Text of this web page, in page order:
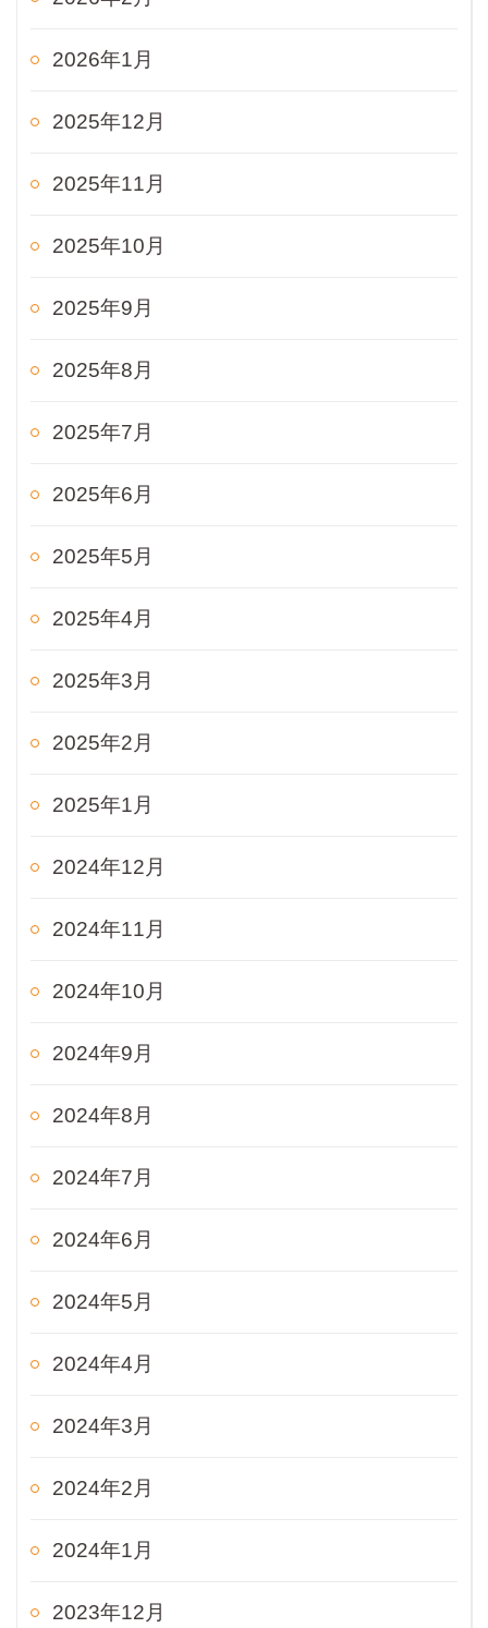
2026年1月
2025年12月
2025年11月
2025年10月
2025年9月
2025年8月
2025年7月
2025年6月
2025年5月
2025年4月
2025年3月
2025年2月
2025年1月
2024年12月
2024年11月
2024年10月
2024年9月
2024年8月
2024年7月
2024年6月
2024年5月
2024年4月
2024年3月
2024年2月
2024年1月
2023年12月